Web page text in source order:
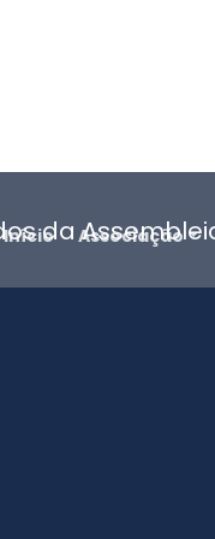
Início Associação